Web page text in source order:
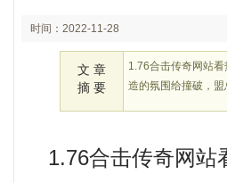
时间：2022-11-28
文 章
摘 要
1.76合击传奇网站
造的氛围给撞破，盟
1.76合击传奇网站